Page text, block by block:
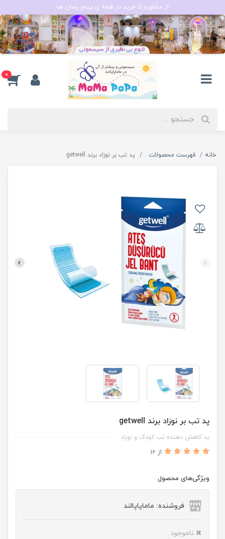
از مشاوره تا خرید در همه ی پیام رسان ها
0
خانه فهرست محصولات پد تب بر نوزاد برند getwell
پد تب بر نوزاد برند getwell
پد کاهش دهنده تب کودک‌ و نوزاد
از 12
ویژگی‌های محصول
فروشنده: ماماپاپالند
ناموجود